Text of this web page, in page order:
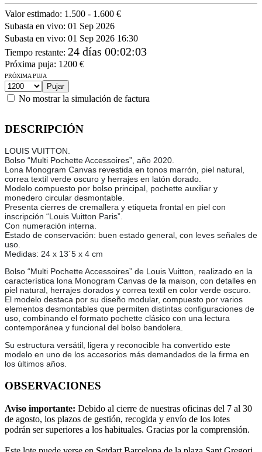
Valor estimado: 1.500 - 1.600 €
Subasta en vivo: 01 Sep 2026
Subasta en vivo: 01 Sep 2026 16:30
Tiempo restante: 24 días 00:02:03
Próxima puja: 1200 €
PRÓXIMA PUJA
No mostrar la simulación de factura
DESCRIPCIÓN
LOUIS VUITTON.
Bolso “Multi Pochette Accessoires”, año 2020.
Lona Monogram Canvas revestida en tonos marrón, piel natural,
correa textil verde oscuro y herrajes en latón dorado.
Modelo compuesto por bolso principal, pochette auxiliar y
monedero circular desmontable.
Presenta cierres de cremallera y etiqueta frontal en piel con
inscripción “Louis Vuitton Paris”.
Con numeración interna.
Estado de conservación: buen estado general, con leves señales de
uso.
Medidas: 24 x 13´5 x 4 cm
Bolso “Multi Pochette Accessoires” de Louis Vuitton, realizado en la
característica lona Monogram Canvas de la maison, con detalles en
piel natural, herrajes dorados y correa textil en color verde oscuro.
El modelo destaca por su diseño modular, compuesto por varios
elementos desmontables que permiten distintas configuraciones de
uso, combinando el formato pochette clásico con una lectura
contemporánea y funcional del bolso bandolera.
Su estructura versátil, ligera y reconocible ha convertido este
modelo en uno de los accesorios más demandados de la firma en
los últimos años.
OBSERVACIONES
Aviso importante: Debido al cierre de nuestras oficinas del 7 al 30
de agosto, los plazos de gestión, recogida y envío de los lotes
podrán ser superiores a los habituales. Gracias por la comprensión.